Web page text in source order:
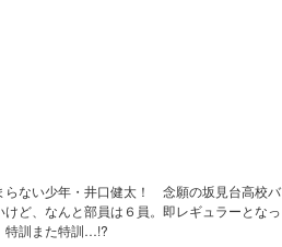
らない少年・井口健太！ 念願の坂見台高校バ
ど、なんと部員は６員。即レギュラーとなっ
特訓また特訓…!?